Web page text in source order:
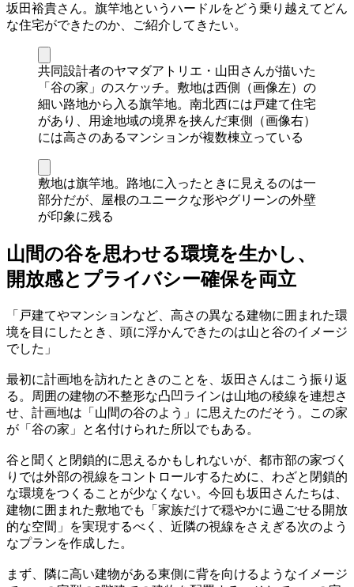
坂田裕貴さん。旗竿地というハードルをどう乗り越えてどん
な住宅ができたのか、ご紹介してきたい。
共同設計者のヤマダアトリエ・山田さんが描いた
「谷の家」のスケッチ。敷地は西側（画像左）の
細い路地から入る旗竿地。南北西には戸建て住宅
があり、用途地域の境界を挟んだ東側（画像右）
には高さのあるマンションが複数棟立っている
敷地は旗竿地。路地に入ったときに見えるのは一
部分だが、屋根のユニークな形やグリーンの外壁
が印象に残る
山間の谷を思わせる環境を生かし、
開放感とプライバシー確保を両立
「戸建てやマンションなど、高さの異なる建物に囲まれた環
境を目にしたとき、頭に浮かんできたのは山と谷のイメージ
でした」
最初に計画地を訪れたときのことを、坂田さんはこう振り返
る。周囲の建物の不整形な凸凹ラインは山地の稜線を連想さ
せ、計画地は「山間の谷のよう」に思えたのだそう。この家
が「谷の家」と名付けられた所以でもある。
谷と聞くと閉鎖的に思えるかもしれないが、都市部の家づく
りでは外部の視線をコントロールするために、わざと閉鎖的
な環境をつくることが少なくない。今回も坂田さんたちは、
建物に囲まれた敷地でも「家族だけで穏やかに過ごせる開放
的な空間」を実現するべく、近隣の視線をさえぎる次のよう
なプランを作成した。
まず、隣に高い建物がある東側に背を向けるようなイメージ